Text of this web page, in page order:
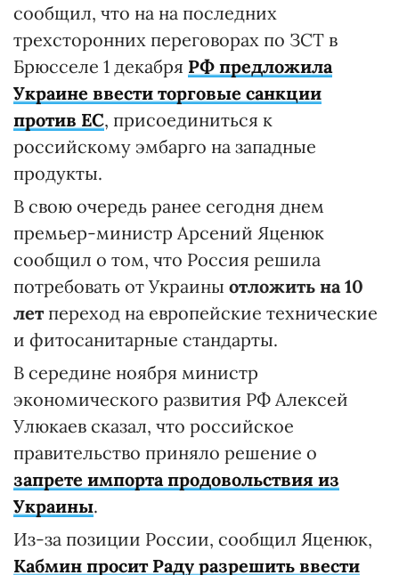
сообщил, что на на последних
трехсторонних переговорах по ЗСТ в
Брюсселе 1 декабря РФ предложила
Украине ввести торговые санкции
против ЕС, присоединиться к
российскому эмбарго на западные
продукты.
В свою очередь ранее сегодня днем
премьер-министр Арсений Яценюк
сообщил о том, что Россия решила
потребовать от Украины отложить на 10
летпереход на европейские технические
и фитосанитарные стандарты.
В середине ноября министр
экономического развития РФ Алексей
Улюкаев сказал, что российское
правительство приняло решение о
запрете импорта продовольствия из
Украины.
Из-за позиции России, сообщил Яценюк,
Кабмин просит Раду разрешить ввести